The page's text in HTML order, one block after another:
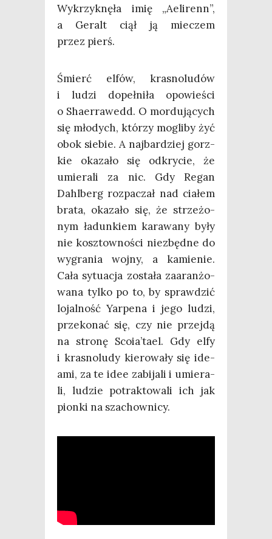
Wykrzyk­nę­ła imię „Aeli­renn”,
a Geralt ciął ją mie­czem
przez pierś.
Śmierć elfów, kra­sno­lu­dów
i ludzi dopeł­ni­ła opo­wie­ści
o Sha­er­ra­wedd. O mor­du­ją­cych
się mło­dych, któ­rzy mogli­by żyć
obok sie­bie. A naj­bar­dziej gorz­
kie oka­za­ło się odkry­cie, że
umie­ra­li za nic. Gdy Regan
Dahl­berg roz­pa­czał nad cia­łem
bra­ta, oka­za­ło się, że strze­żo­
nym ładun­kiem kara­wa­ny były
nie kosz­tow­no­ści nie­zbęd­ne do
wygra­nia woj­ny, a kamie­nie.
Cała sytu­acja zosta­ła zaaran­żo­
wa­na tyl­ko po to, by spraw­dzić
lojal­ność Yar­pe­na i jego ludzi,
prze­ko­nać się, czy nie przej­dą
na stro­nę Scoia’tael. Gdy elfy
i kra­sno­lu­dy kie­ro­wa­ły się ide­
ami, za te idee zabi­ja­li i umie­ra­
li, ludzie potrak­to­wa­li ich jak
pion­ki na szachownicy.